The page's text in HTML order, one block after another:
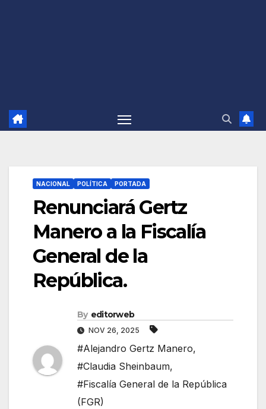
NACIONAL POLÍTICA PORTADA
Renunciará Gertz
Manero a la Fiscalía
General de la
República.
By editorweb
NOV 26, 2025
#Alejandro Gertz Manero,
#Claudia Sheinbaum,
#Fiscalía General de la República
(FGR)